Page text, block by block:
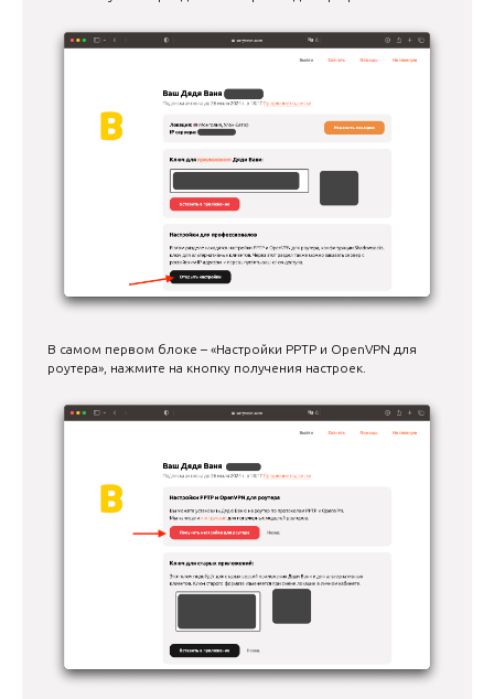
В самом первом блоке – «Настройки PPTP и OpenVPN для
роутера», нажмите на кнопку получения настроек.